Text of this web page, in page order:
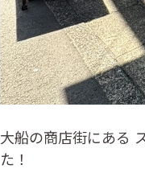
大船の商店街にある
た！